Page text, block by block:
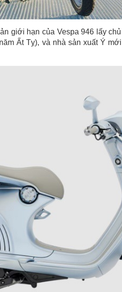
giới hạn của Vespa 946 lấy
Ất Tỵ), và nhà sản xuất Ý